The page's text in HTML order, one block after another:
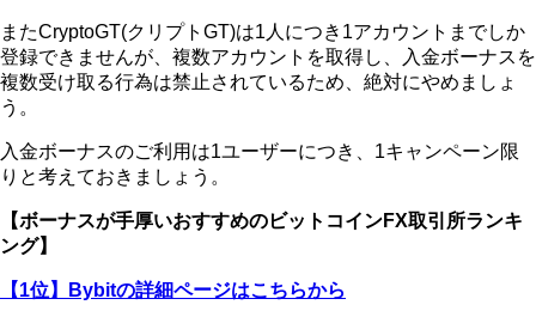
またCryptoGT(クリプトGT)は1人につき1アカウントまでしか
登録できませんが、複数アカウントを取得し、入金ボーナスを
複数受け取る行為は禁止されているため、絶対にやめましょ
う。
入金ボーナスのご利用は1ユーザーにつき、1キャンペーン限
りと考えておきましょう。
【ボーナスが手厚いおすすめのビットコインFX取引所ランキ
ング】
【1位】Bybitの詳細ページはこちらから